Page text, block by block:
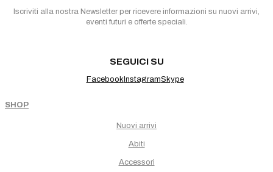
Iscriviti alla nostra Newsletter per ricevere informazioni su nuovi arrivi,
eventi futuri e offerte speciali.
SEGUICI SU
FacebookInstagramSkype
SHOP
Nuovi arrivi
Abiti
Accessori